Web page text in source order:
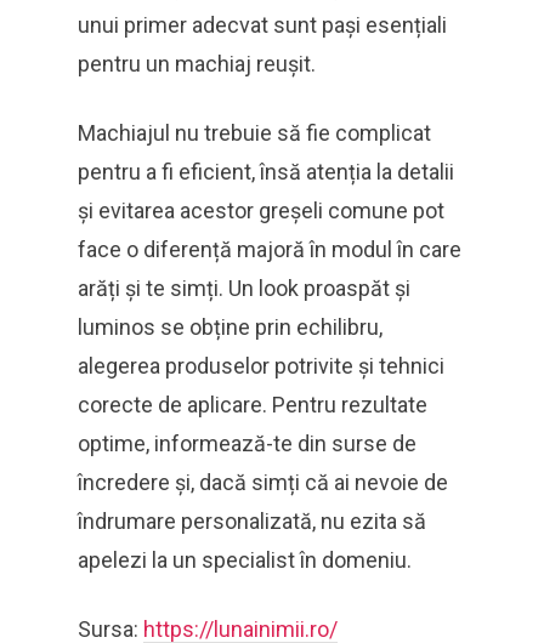
unui primer adecvat sunt pași esențiali
pentru un machiaj reușit.
Machiajul nu trebuie să fie complicat
pentru a fi eficient, însă atenția la detalii
și evitarea acestor greșeli comune pot
face o diferență majoră în modul în care
arăți și te simți. Un look proaspăt și
luminos se obține prin echilibru,
alegerea produselor potrivite și tehnici
corecte de aplicare. Pentru rezultate
optime, informează-te din surse de
încredere și, dacă simți că ai nevoie de
îndrumare personalizată, nu ezita să
apelezi la un specialist în domeniu.
Sursa: https://lunainimii.ro/